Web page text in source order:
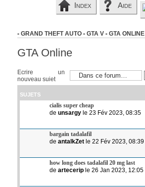
Index Aide
- GRAND THEFT AUTO - GTA V - GTA ONLINE
GTA Online
Ecrire un
nouveau sujet
SUJETS
cialis super cheap
de unsargyle 23 Fév 2023, 08:35
bargain tadalafil
de antalkZetle 22 Fév 2023, 08:39
how long does tadalafil 20 mg last
de arteceriple 26 Jan 2023, 12:05